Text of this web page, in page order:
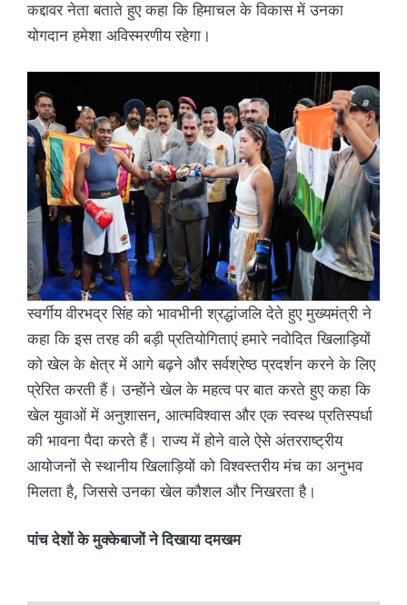
कद्दावर नेता बताते हुए कहा कि हिमाचल के विकास में उनका
योगदान हमेशा अविस्मरणीय रहेगा।
स्वर्गीय वीरभद्र सिंह को भावभीनी श्रद्धांजलि देते हुए मुख्यमंत्री ने
कहा कि इस तरह की बड़ी प्रतियोगिताएं हमारे नवोदित खिलाड़ियों
को खेल के क्षेत्र में आगे बढ़ने और सर्वश्रेष्ठ प्रदर्शन करने के लिए
प्रेरित करती हैं। उन्होंने खेल के महत्व पर बात करते हुए कहा कि
खेल युवाओं में अनुशासन, आत्मविश्वास और एक स्वस्थ प्रतिस्पर्धा
की भावना पैदा करते हैं। राज्य में होने वाले ऐसे अंतरराष्ट्रीय
आयोजनों से स्थानीय खिलाड़ियों को विश्वस्तरीय मंच का अनुभव
मिलता है, जिससे उनका खेल कौशल और निखरता है।
पांच देशों के मुक्केबाजों ने दिखाया दमखम